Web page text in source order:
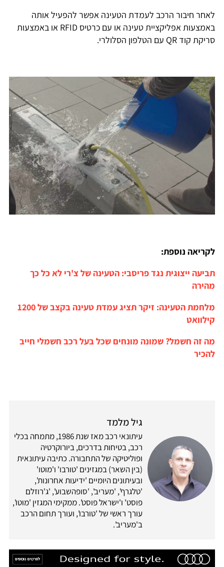
לאחר חיבור הרכב לעמדת הטעינה אפשר להפעיל אותה
באמצעות אפליקציית טעינה או עם כרטיס RFID או באמצעות
סריקת קוד QR עם הטלפון הסלולרי.
לקריאה נוספת:
תביעה ייצוגית נגד פריסבי: הטעינה של צ'רי לא כל כך
מהירה
מלחמת הטעינה: זיקר תציג עמדת טעינה בקצב של 1200
קילוואט
מה זה חשמל? שמונה מונחים שכל בעל רכב חשמלי חייב
להכיר
גיל מלמד
עיתונאי רכב מאז שנת 1986, מתמחה בכלי
רכב, בטיחות בדרכים, ביורוקרטיה
ופוליטיקה של התחבורה. כתיבה עיתונאית
(בין השאר) במגזינים 'טורבו' ו'מוטו'
ובעיתונים היומיים 'ידיעות אחרונות',
'טלגרף', 'מעריב', 'סופהשבוע', 'ג'רוזלם
פוסט' ו'ישראל פוסט'. ממקימי המגזין 'מוטו',
עורך ראשי של 'טורבו', ועורך תחום הרכב
ב'מעריב'.